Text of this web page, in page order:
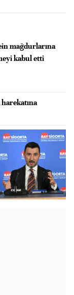
mağdurlarına
kabul etti